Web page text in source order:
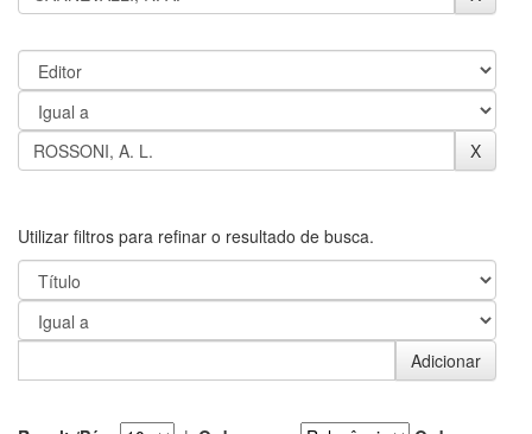
Utilizar filtros para refinar o resultado de busca.